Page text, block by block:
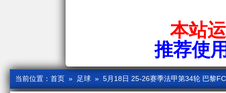
本站
推荐使
当前位置： 首页 » 足球 » 5月18日 25-26赛季法甲第34轮 巴黎